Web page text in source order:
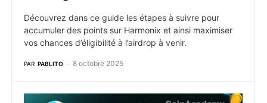
Découvrez dans ce guide les étapes à suivre pour
accumuler des points sur Harmonix et ainsi maximiser
vos chances d’éligibilité à l’airdrop à venir.
PAR PABLITO 8 octobre 2025
Airdrop crypto Sentiment : comment y être éligible ?